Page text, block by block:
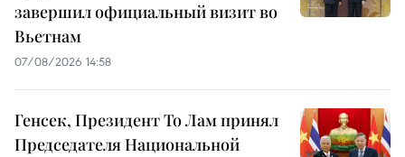
завершил официальный визит во
Вьетнам
07/08/2026 14:58
Генсек, Президент То Лам принял
Председателя Национальной